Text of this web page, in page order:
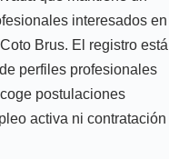
interesados en
Brus. El registro está
perfiles profesionales
postulaciones
activa ni contratación